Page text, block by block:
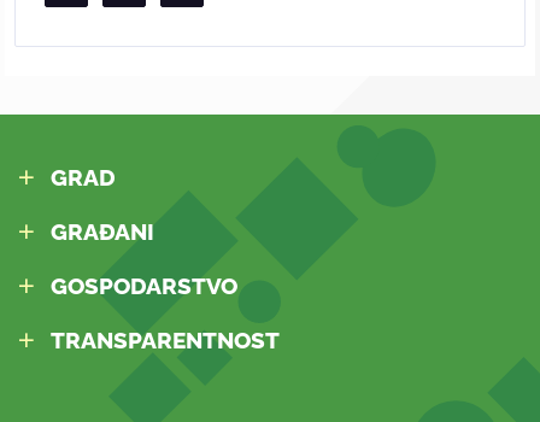
GRAD
GRAĐANI
GOSPODARSTVO
TRANSPARENTNOST